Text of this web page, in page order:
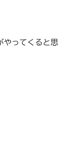
やってくると思